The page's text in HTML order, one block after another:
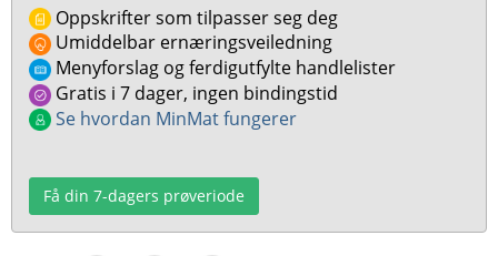
Oppskrifter som tilpasser seg deg
Umiddelbar ernæringsveiledning
Menyforslag og ferdigutfylte handlelister
Gratis i 7 dager, ingen bindingstid
Se hvordan MinMat fungerer
Få din 7-dagers prøveriode